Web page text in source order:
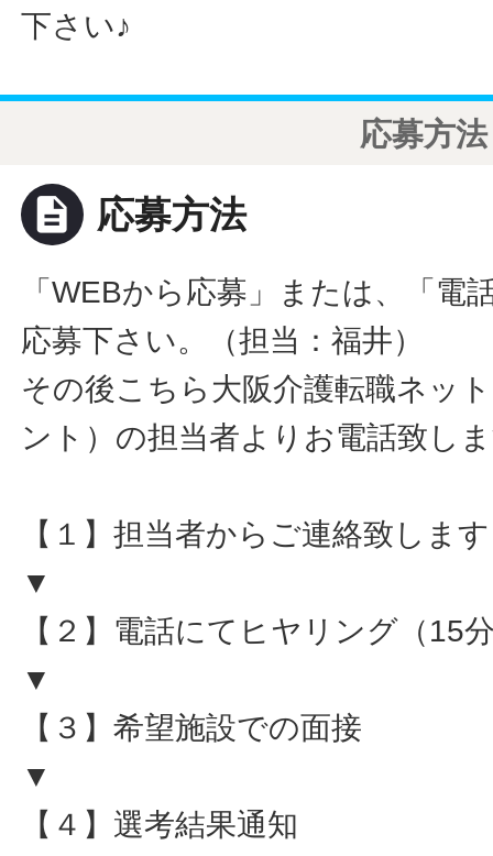
下さい♪
応募方法
description 応募方法
「WEBから応募」または、「電
応募下さい。（担当：福井）
その後こちら大阪介護転職ネッ
ント）の担当者よりお電話致し
【１】担当者からご連絡致します
▼
【２】電話にてヒヤリング（15
▼
【３】希望施設での面接
▼
【４】選考結果通知